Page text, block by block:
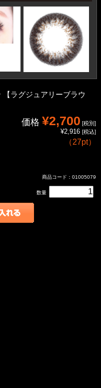
ラグジュアリーブラウ
価格 ¥2,700 [税別]
¥2,916 [税込]
（27pt）
商品コード：01005079
数量